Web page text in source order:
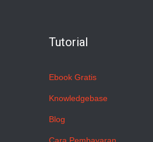
Tutorial
Ebook Gratis
Knowledgebase
Blog